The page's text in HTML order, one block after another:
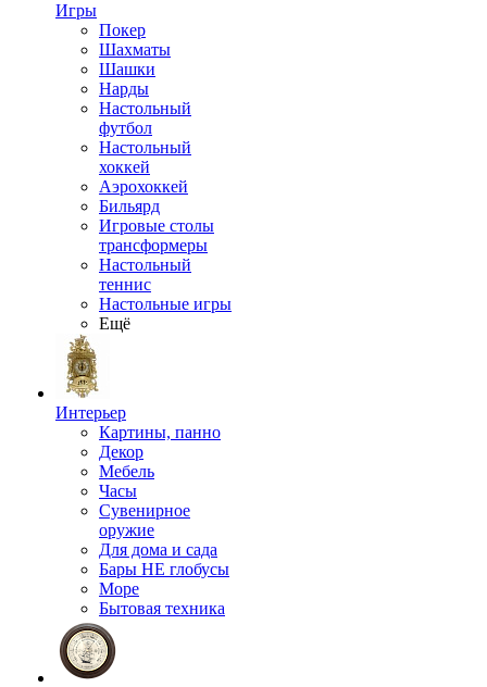
Игры
Покер
Шахматы
Шашки
Нарды
Настольный
футбол
Настольный
хоккей
Аэрохоккей
Бильярд
Игровые столы
трансформеры
Настольный
теннис
Настольные игры
Ещё
Интерьер
Картины, панно
Декор
Мебель
Часы
Сувенирное
оружие
Для дома и сада
Бары НЕ глобусы
Море
Бытовая техника